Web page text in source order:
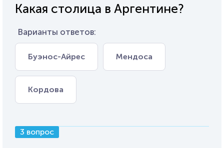
Какая столица в Аргентине?
Варианты ответов:
Буэнос-Айрес Мендоса
Кордова
3 вопрос